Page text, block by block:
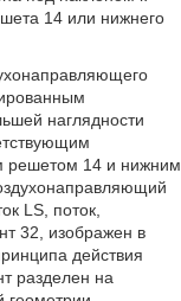
14 или нижнего
наглядности
решетом 14 и нижним
LS, поток,
32, изображен в
действия
разделен на